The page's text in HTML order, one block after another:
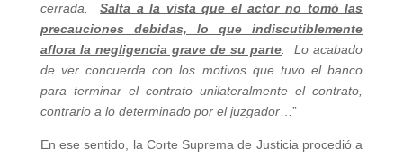
cerrada. Salta a la vista que el actor no tomó las
precauciones debidas, lo que indiscutiblemente
aflora la negligencia grave de su parte . Lo acabado
de ver concuerda con los motivos que tuvo el banco
para terminar el contrato unilateralmente el contrato,
contrario a lo determinado por el juzgador…”
En ese sentido, la Corte Suprema de Justicia procedió a